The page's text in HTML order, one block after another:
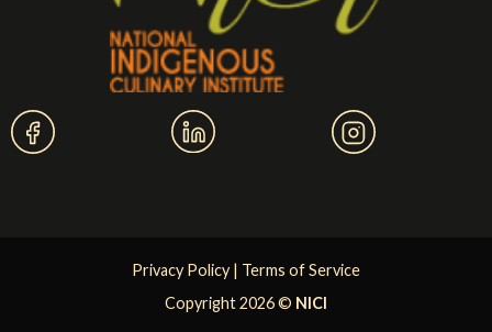
Privacy Policy | Terms of Service
Copyright 2026 © NICI